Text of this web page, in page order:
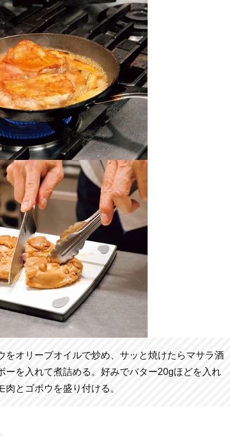
オリーブオイルで炒め、サッと焼けたらマサラ酒
ーを入れて煮詰める。好みでバター20gほどを入れ
とゴボウを盛り付ける。